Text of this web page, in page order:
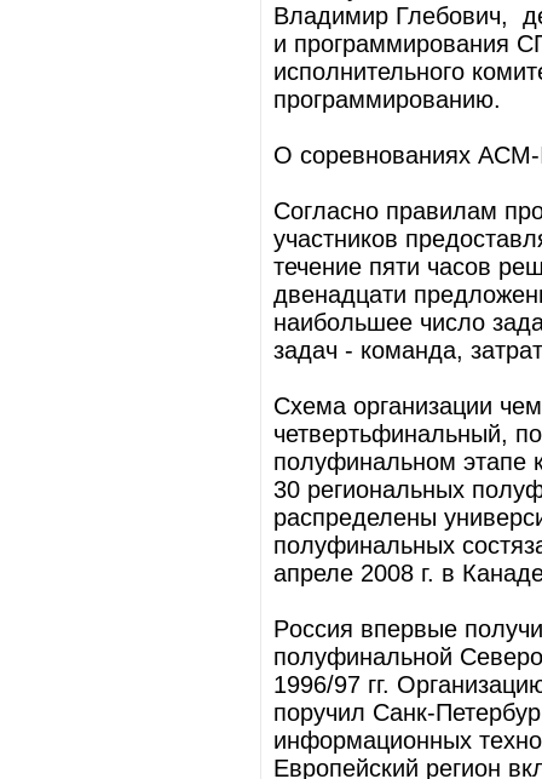
Владимир Глебович,
и программирования
исполнительного
программированию.
О соревнованиях
Согласно правилам
участников
течение пяти часов
двенадцати
наибольшее число
задач - команда,
Схема организации
четвертьфинальный,
полуфинальном этапе
30 региональных
распределены
полуфинальных
апреле 2008 г. в
Pоссия впеpвые
полуфинальной
1996/97 гг.
поручил Санк-
информационных
Европейский регион